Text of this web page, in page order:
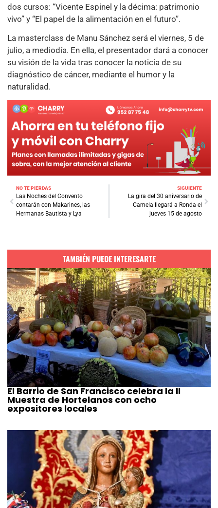
dos cursos: “Vicente Espinel y la décima: patrimonio
vivo” y “El papel de la alimentación en el futuro”.
La masterclass de Manu Sánchez será el viernes, 5 de
julio, a mediodía. En ella, el presentador dará a conocer
su visión de la vida tras conocer la noticia de su
diagnóstico de cáncer, mediante el humor y la
naturalidad.
NO TE PIERDAS
Las Noches del Convento
contarán con Makarines, las
Hermanas Bautista y Lya
SIGUIENTE
La gira del 30 aniversario de
Camela llegará a Ronda el
jueves 15 de agosto
TAMBIÉN PUEDE INTERESARTE
El Barrio de San Francisco celebra la II
Muestra de Hortelanos con ocho
expositores locales